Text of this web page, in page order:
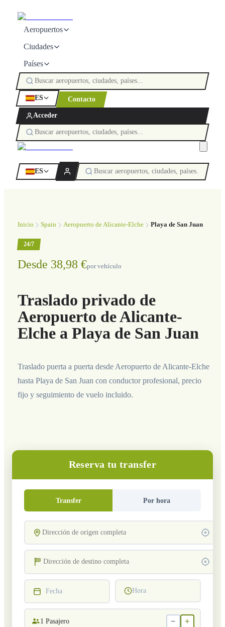
Aeropuertos
Ciudades
Países
ES Contacto
Acceder
ES
Inicio Spain Aeropuerto de Alicante-Elche Playa de San Juan
24/7
Desde 38,98 €por vehículo
Traslado privado de
Aeropuerto de Alicante-
Elche a Playa de San Juan
Traslado puerta a puerta desde Aeropuerto de Alicante-Elche
hasta Playa de San Juan con conductor profesional, precio
fijo y seguimiento de vuelo incluido.
Reserva tu transfer
Transfer Por hora
Fecha Hora
1 Pasajero − +